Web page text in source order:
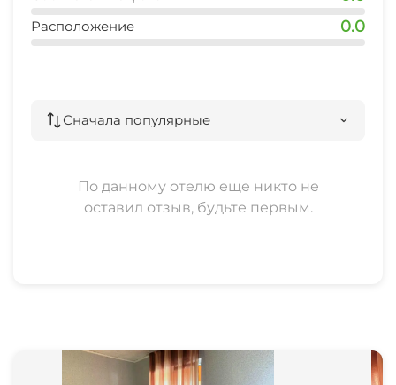
Расположение 0.0
Сначала популярные
По данному отелю еще никто не
оставил отзыв, будьте первым.